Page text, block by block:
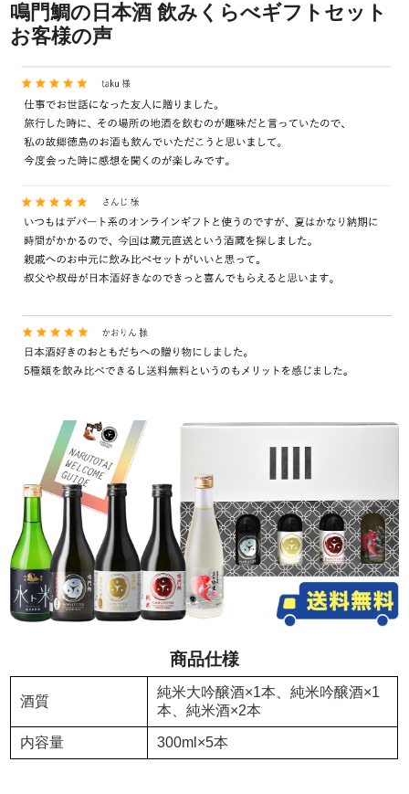
鳴門鯛の日本酒 飲みくらべギフトセット
お客様の声
商品仕様
酒質
純米大吟醸酒×1本、純米吟醸酒×1
本、純米酒×2本
内容量 300ml×5本